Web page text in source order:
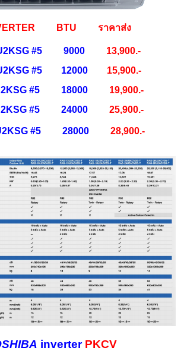
BTU ราคาส่ง
#5 9000 13,900.-
#5 12000 15,900.-
#5 18000 19,900.-
#5 24000 25,900.-
#5 28000 28,900.-
inverter PKCV